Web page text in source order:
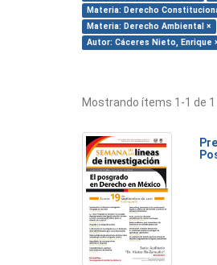
Materia: Derecho
Materia: Derecho Ambiental ×
Autor: Cáceres Nieto, Enrique
Mostrando ítems 1-1 de 1